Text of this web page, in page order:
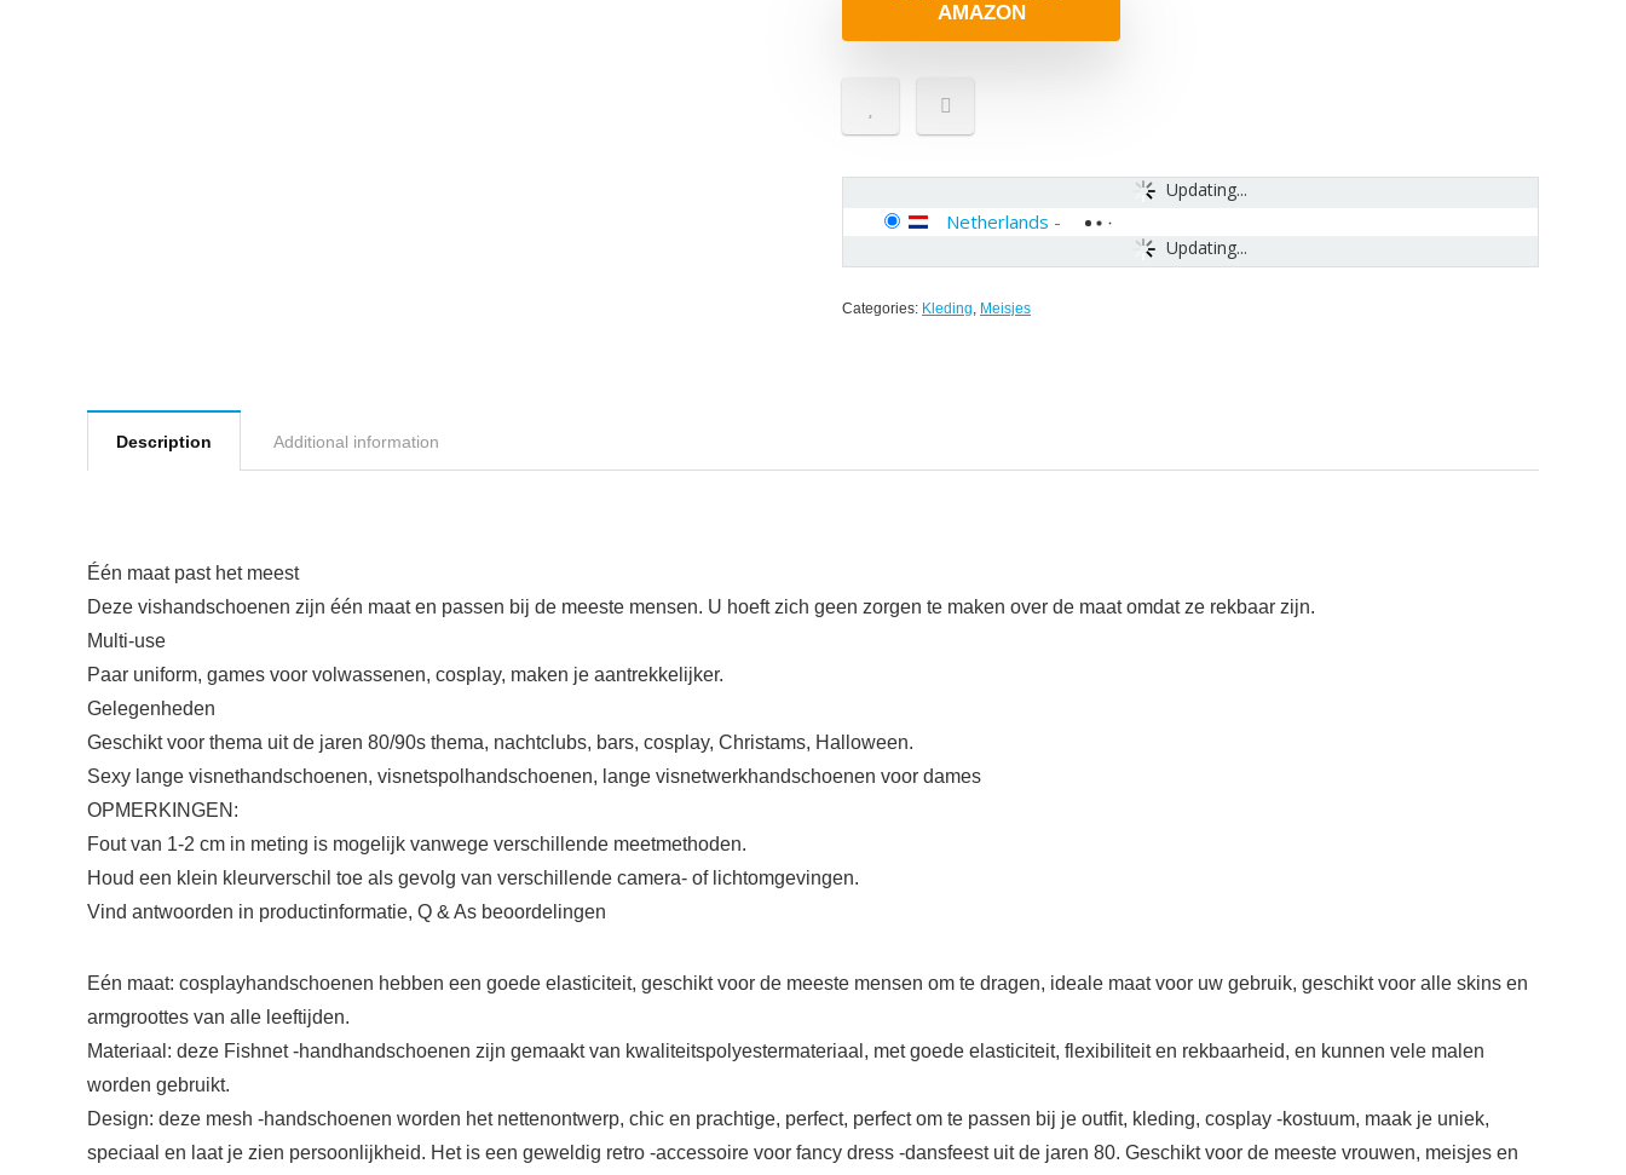
AMAZON
Updating...
Updating...
Netherlands -
Categories: Kleding, Meisjes
Description Additional information
Één maat past het meest
Deze vishandschoenen zijn één maat en passen bij de meeste mensen. U hoeft zich geen zorgen te maken over de maat omdat ze rekbaar zijn.
Multi-use
Paar uniform, games voor volwassenen, cosplay, maken je aantrekkelijker.
Gelegenheden
Geschikt voor thema uit de jaren 80/90s thema, nachtclubs, bars, cosplay, Christams, Halloween.
Sexy lange visnethandschoenen, visnetspolhandschoenen, lange visnetwerkhandschoenen voor dames
OPMERKINGEN:
Fout van 1-2 cm in meting is mogelijk vanwege verschillende meetmethoden.
Houd een klein kleurverschil toe als gevolg van verschillende camera- of lichtomgevingen.
Vind antwoorden in productinformatie, Q & As beoordelingen
Eén maat: cosplayhandschoenen hebben een goede elasticiteit, geschikt voor de meeste mensen om te dragen, ideale maat voor uw gebruik, geschikt voor alle skins en
armgroottes van alle leeftijden.
Materiaal: deze Fishnet -handhandschoenen zijn gemaakt van kwaliteitspolyestermateriaal, met goede elasticiteit, flexibiliteit en rekbaarheid, en kunnen vele malen
worden gebruikt.
Design: deze mesh -handschoenen worden het nettenontwerp, chic en prachtige, perfect, perfect om te passen bij je outfit, kleding, cosplay -kostuum, maak je uniek,
speciaal en laat je zien persoonlijkheid. Het is een geweldig retro -accessoire voor fancy dress -dansfeest uit de jaren 80. Geschikt voor de meeste vrouwen, meisjes en